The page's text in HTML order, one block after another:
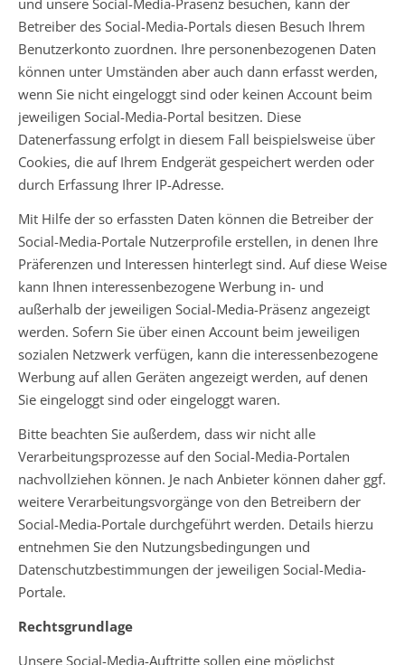
und unsere Social-Media-Präsenz besuchen, kann der
Betreiber des Social-Media-Portals diesen Besuch Ihrem
Benutzerkonto zuordnen. Ihre personenbezogenen Daten
können unter Umständen aber auch dann erfasst werden,
wenn Sie nicht eingeloggt sind oder keinen Account beim
jeweiligen Social-Media-Portal besitzen. Diese
Datenerfassung erfolgt in diesem Fall beispielsweise über
Cookies, die auf Ihrem Endgerät gespeichert werden oder
durch Erfassung Ihrer IP-Adresse.
Mit Hilfe der so erfassten Daten können die Betreiber der
Social-Media-Portale Nutzerprofile erstellen, in denen Ihre
Präferenzen und Interessen hinterlegt sind. Auf diese Weise
kann Ihnen interessenbezogene Werbung in- und
außerhalb der jeweiligen Social-Media-Präsenz angezeigt
werden. Sofern Sie über einen Account beim jeweiligen
sozialen Netzwerk verfügen, kann die interessenbezogene
Werbung auf allen Geräten angezeigt werden, auf denen
Sie eingeloggt sind oder eingeloggt waren.
Bitte beachten Sie außerdem, dass wir nicht alle
Verarbeitungsprozesse auf den Social-Media-Portalen
nachvollziehen können. Je nach Anbieter können daher ggf.
weitere Verarbeitungsvorgänge von den Betreibern der
Social-Media-Portale durchgeführt werden. Details hierzu
entnehmen Sie den Nutzungsbedingungen und
Datenschutzbestimmungen der jeweiligen Social-Media-
Portale.
Rechtsgrundlage
Unsere Social-Media-Auftritte sollen eine möglichst